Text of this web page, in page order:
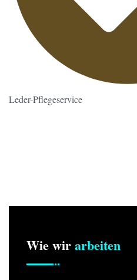
Leder-Pflegeservice
Wie wirarbeiten